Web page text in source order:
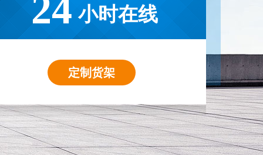
24 小时在线
定制货架